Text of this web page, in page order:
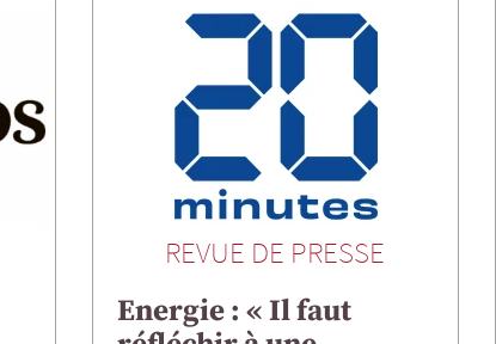
REVUE DE PRESSE
Energie : « Il faut